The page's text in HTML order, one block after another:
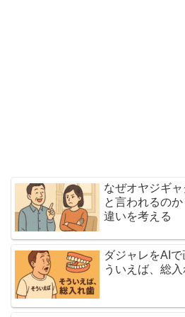
なぜオヤジギャ
と言われるの
違いを考える
ダジャレをAI
ういえば、総入